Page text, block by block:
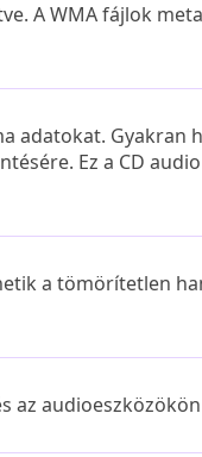
A WMA fájlok
adatokat. Gyakran
Ez a CD
a tömörítetlen
az